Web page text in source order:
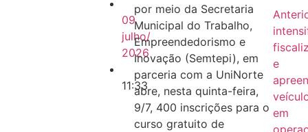
09
julho/
2026
11:33
por meio da Secretaria
Municipal do Trabalho,
Empreendedorismo e
Inovação (Semtepi), em
parceria com a UniNorte
abre, nesta quinta-feira,
9/7, 400 inscrições para o
curso gratuito de
e
em